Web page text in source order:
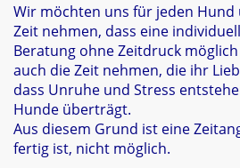
Wir möchten uns für jeden Hund
Zeit nehmen, dass eine
Beratung ohne Zeitdruck
auch die Zeit nehmen, die ihr
dass Unruhe und Stress
Hunde überträgt.
Aus diesem Grund ist eine
fertig ist, nicht möglich.